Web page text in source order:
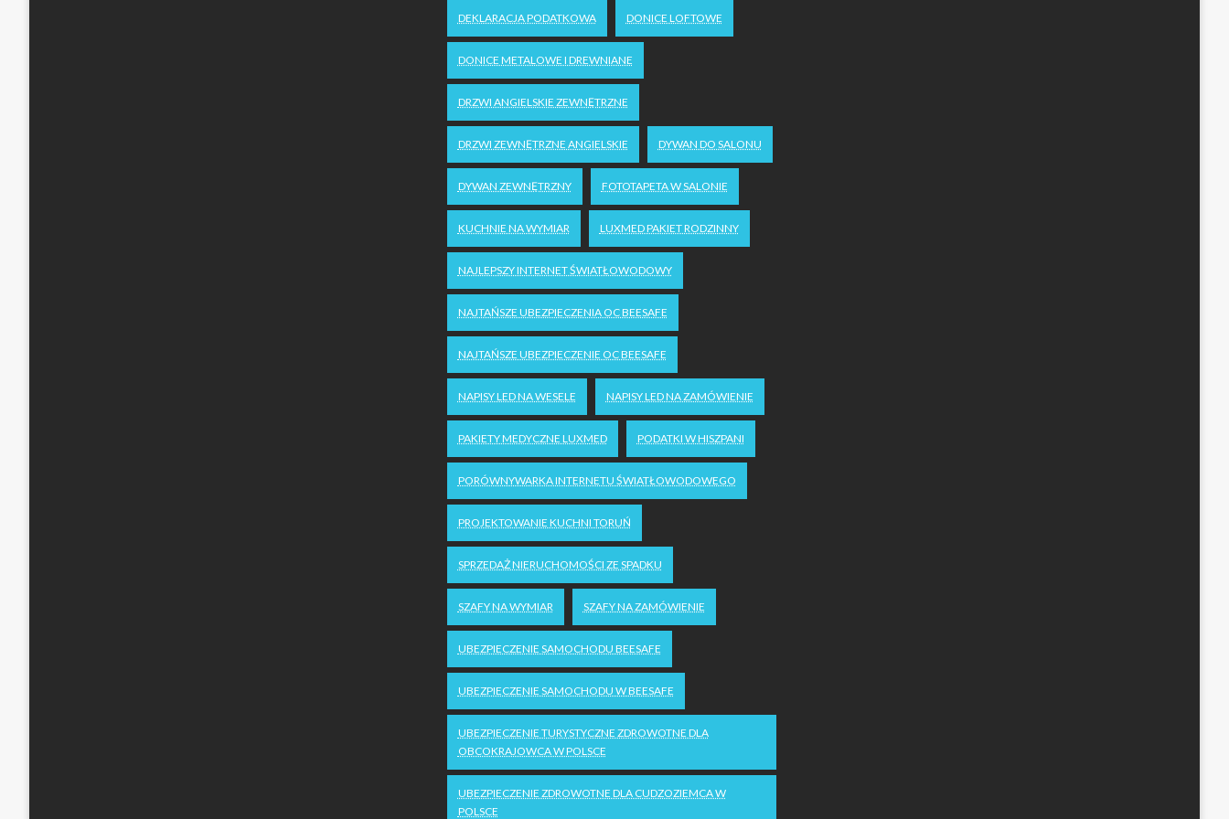
DEKLARACJA PODATKOWA DONICE LOFTOWE
DONICE METALOWE I DREWNIANE
DRZWI ANGIELSKIE ZEWNĘTRZNE
DRZWI ZEWNĘTRZNE ANGIELSKIE DYWAN DO SALONU
DYWAN ZEWNĘTRZNY FOTOTAPETA W SALONIE
KUCHNIE NA WYMIAR LUXMED PAKIET RODZINNY
NAJLEPSZY INTERNET ŚWIATŁOWODOWY
NAJTAŃSZE UBEZPIECZENIA OC BEESAFE
NAJTAŃSZE UBEZPIECZENIE OC BEESAFE
NAPISY LED NA WESELE NAPISY LED NA ZAMÓWIENIE
PAKIETY MEDYCZNE LUXMED PODATKI W HISZPANI
PORÓWNYWARKA INTERNETU ŚWIATŁOWODOWEGO
PROJEKTOWANIE KUCHNI TORUŃ
SPRZEDAŻ NIERUCHOMOŚCI ZE SPADKU
SZAFY NA WYMIAR SZAFY NA ZAMÓWIENIE
UBEZPIECZENIE SAMOCHODU BEESAFE
UBEZPIECZENIE SAMOCHODU W BEESAFE
UBEZPIECZENIE TURYSTYCZNE ZDROWOTNE DLA
OBCOKRAJOWCA W POLSCE
UBEZPIECZENIE ZDROWOTNE DLA CUDZOZIEMCA W
POLSCE